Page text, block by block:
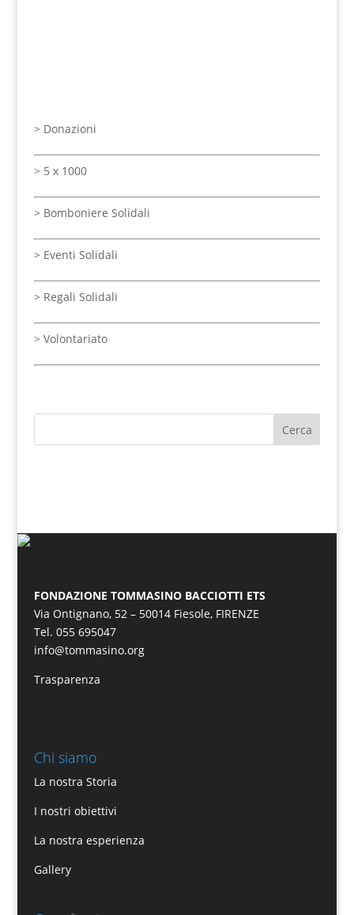
> Donazioni
> 5 x 1000
> Bomboniere Solidali
> Eventi Solidali
> Regali Solidali
> Volontariato
FONDAZIONE TOMMASINO BACCIOTTI ETS
Via Ontignano, 52 – 50014 Fiesole, FIRENZE
Tel. 055 695047
info@tommasino.org
Trasparenza
Chi siamo
La nostra Storia
I nostri obiettivi
La nostra esperienza
Gallery